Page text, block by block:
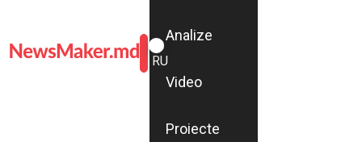
ROMÂNĂ
RU
Analize
Video
Proiecte